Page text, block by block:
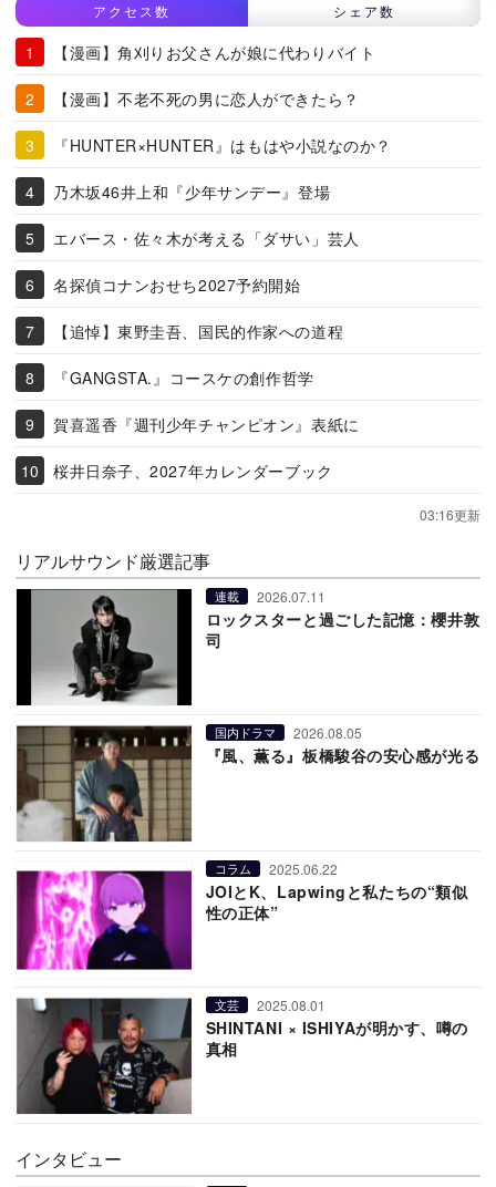
アクセス数 シェア数
【漫画】角刈りお父さんが娘に代わりバイト
【漫画】不老不死の男に恋人ができたら？
『HUNTER×HUNTER』はもはや小説なのか？
乃木坂46井上和『少年サンデー』登場
エバース・佐々木が考える「ダサい」芸人
名探偵コナンおせち2027予約開始
【追悼】東野圭吾、国民的作家への道程
『GANGSTA.』コースケの創作哲学
賀喜遥香『週刊少年チャンピオン』表紙に
桜井日奈子、2027年カレンダーブック
03:16更新
リアルサウンド厳選記事
連載 2026.07.11
ロックスターと過ごした記憶：櫻井敦
司
国内ドラマ 2026.08.05
『風、薫る』板橋駿谷の安心感が光る
コラム 2025.06.22
JOIとK、Lapwingと私たちの“類似
性の正体”
文芸 2025.08.01
SHINTANI × ISHIYAが明かす、噂の
真相
インタビュー